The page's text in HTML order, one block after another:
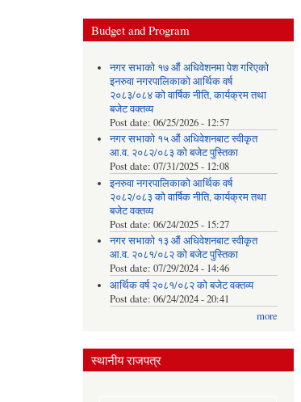
Budget and Program
नगर सभाको १७ औं अधिवेशनमा पेश गरिएको
इनरुवा नगरपालिकाको आर्थिक वर्ष
२०८३/०८४ को वार्षिक नीति, कार्यक्रम तथा
बजेट वक्तव्य
Post date: 06/25/2026 - 12:57
नगर सभाको १५ औं अधिवेशनबाट स्वीकृत
आ.व. २०८२/०८३ को बजेट पुस्तिका
Post date: 07/31/2025 - 12:08
इनरुवा नगरपालिकाको आर्थिक वर्ष
२०८२/०८३ को वार्षिक नीति, कार्यक्रम तथा
बजेट वक्तव्य
Post date: 06/24/2025 - 15:27
नगर सभाको १३ औं अधिवेशनबाट स्वीकृत
आ.व. २०८१/०८२ को बजेट पुस्तिका
Post date: 07/29/2024 - 14:46
आर्थिक वर्ष २०८१/०८२ को बजेट वक्तव्य
Post date: 06/24/2024 - 20:41
more
स्थानीय राजपत्र